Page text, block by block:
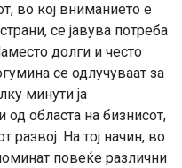
во кој вниманието е
се јавува потреба
долги и често
се одлучуваат за
минути ја
од областа на бизнисот,
развој. На тој начин, во
повеќе различни